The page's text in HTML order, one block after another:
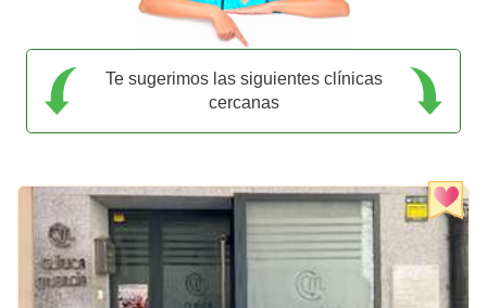
Te sugerimos las siguientes clínicas
cercanas